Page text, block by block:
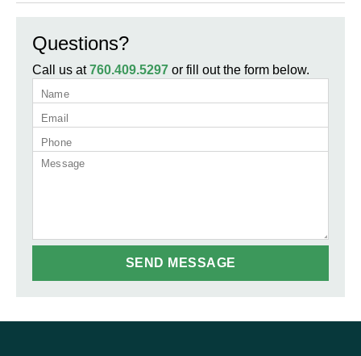
Questions?
Call us at760.409.5297 or fill out the form below.